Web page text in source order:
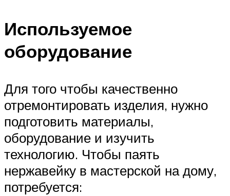
Используемое
оборудование
Для того чтобы качественно
отремонтировать изделия, нужно
подготовить материалы,
оборудование и изучить
технологию. Чтобы паять
нержавейку в мастерской на дому,
потребуется: